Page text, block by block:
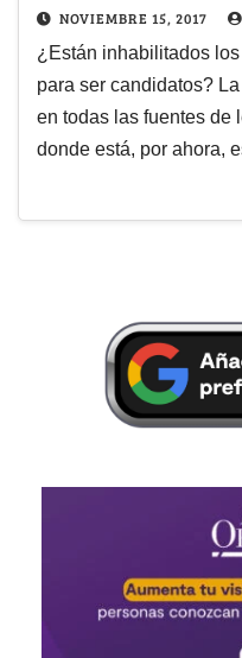
NOVIEMBRE 15, 2017
¿Están inhabilitados
para ser candidatos?
en todas las fuentes de
donde está, por ahora,